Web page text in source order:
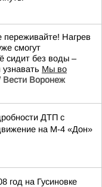
переживайте! Нагрев
смогут
сидит без воды –
Мы во
Вести Воронеж
ДТП с
на М-4 «Дон»
год на Гусиновке